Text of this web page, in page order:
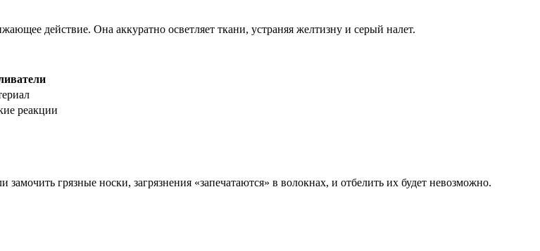
действие. Она аккуратно осветляет ткани, устраняя желтизну и серый налет.
реакции
грязные носки, загрязнения «запечатаются» в волокнах, и отбелить их будет невозможно.